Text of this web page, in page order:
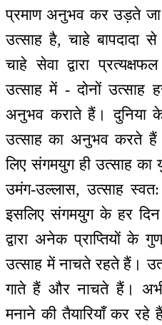
प्रमाण अनुभव कर उड़ते
उत्साह है, चाहे बापदादा से
चाहे सेवा द्वारा
उत्साह में - दोनों उत्साह
अनुभव कराते हैं। दुनिया
उत्साह का अनुभव करते
लिए संगमयुग ही उत्साह का
उमंग-उल्लास, उत्साह
इसलिए संगमयुग के हर
द्वारा अनेक प्राप्तियों के
उत्साह में नाचते रहते हैं।
गाते हैं और नाचते हैं।
मनाने की तैयारियाँ कर रहे